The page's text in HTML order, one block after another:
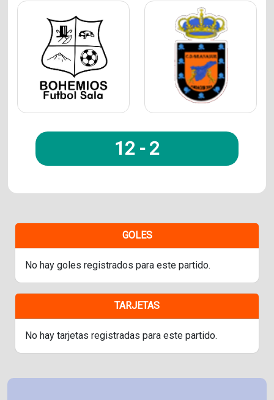
12- 2
GOLES
No hay goles registrados para este partido.
TARJETAS
No hay tarjetas registradas para este partido.